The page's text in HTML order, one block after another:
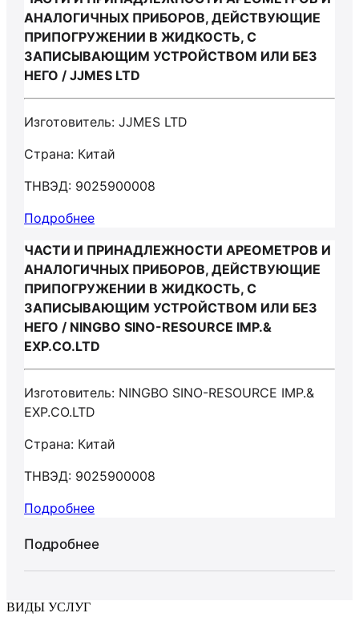
АНАЛОГИЧНЫХ ПРИБОРОВ, ДЕЙСТВУЮЩИЕ
ПРИПОГРУЖЕНИИ В ЖИДКОСТЬ, С
ЗАПИСЫВАЮЩИМ УСТРОЙСТВОМ ИЛИ БЕЗ
НЕГО / JJMES LTD
Изготовитель: JJMES LTD
Страна: Китай
ТНВЭД: 9025900008
Подробнее
ЧАСТИ И ПРИНАДЛЕЖНОСТИ АРЕОМЕТРОВ И
АНАЛОГИЧНЫХ ПРИБОРОВ, ДЕЙСТВУЮЩИЕ
ПРИПОГРУЖЕНИИ В ЖИДКОСТЬ, С
ЗАПИСЫВАЮЩИМ УСТРОЙСТВОМ ИЛИ БЕЗ
НЕГО / NINGBO SINO-RESOURCE IMP.&
EXP.CO.LTD
Изготовитель: NINGBO SINO-RESOURCE IMP.&
EXP.CO.LTD
Страна: Китай
ТНВЭД: 9025900008
Подробнее
Подробнее
ВИДЫ УСЛУГ